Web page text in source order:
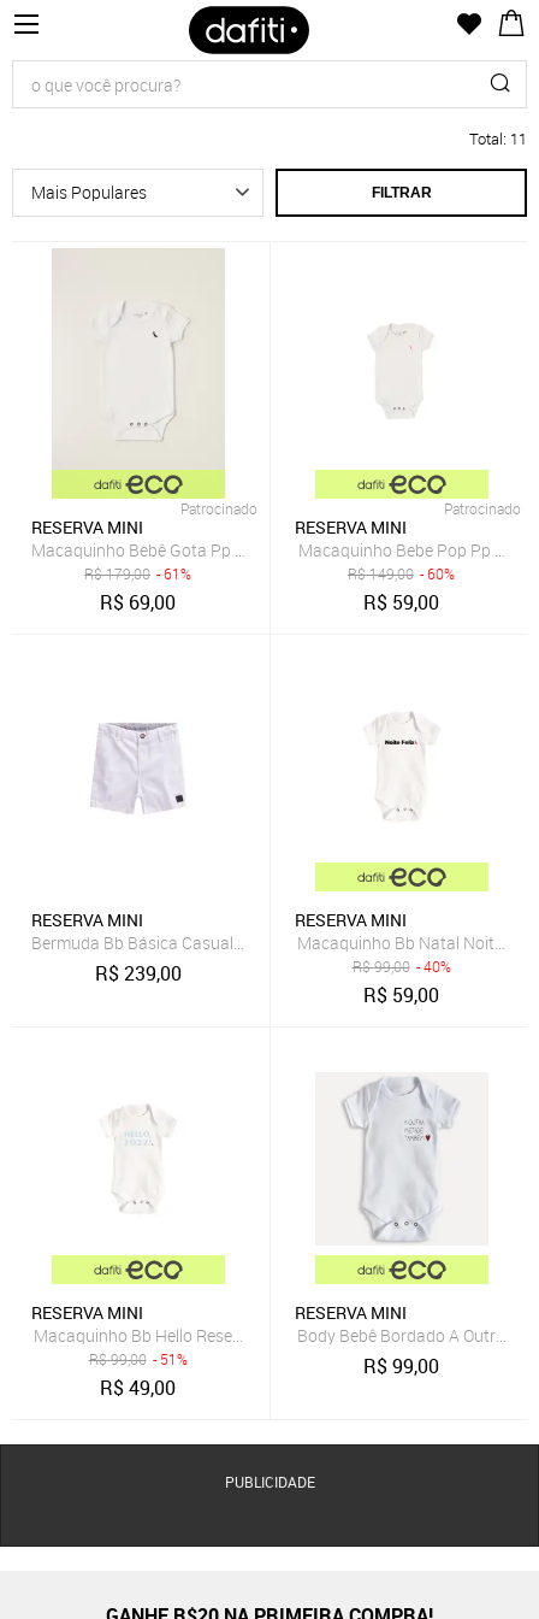
Total: 11
FILTRAR
Patrocinado
RESERVA MINI
Macaquinho Bebê Gota Pp Bordado Reserva Mini
R$179,00 - 61%
R$ 69,00
Patrocinado
RESERVA MINI
Macaquinho Bebe Pop Pp
R$149,00 - 60%
R$ 59,00
RESERVA MINI
Bermuda Bb Básica Casual Nova Reserva Mini
R$239,00
RESERVA MINI
Macaquinho Bb Natal Noite
R$99,00 - 40%
R$ 59,00
RESERVA MINI
Macaquinho Bb Hello Reserva Mini Branco
R$99,00 - 51%
R$49,00
RESERVA MINI
Body Bebê Bordado A Outra
R$99,00
PUBLICIDADE